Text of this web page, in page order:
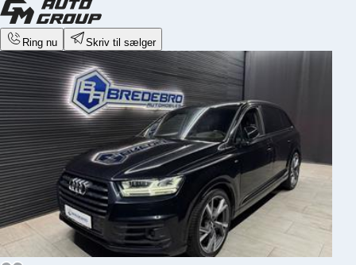
Ring nu Skriv til sælger